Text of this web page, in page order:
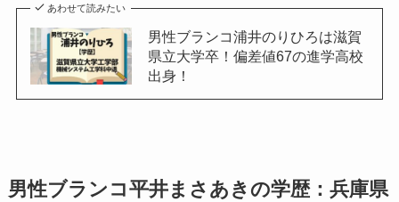
あわせて読みたい
男性ブランコ浦井のりひろは滋賀
県立大学卒！偏差値67の進学高校
出身！
男性ブランコ平井まさあきの学歴：兵庫県